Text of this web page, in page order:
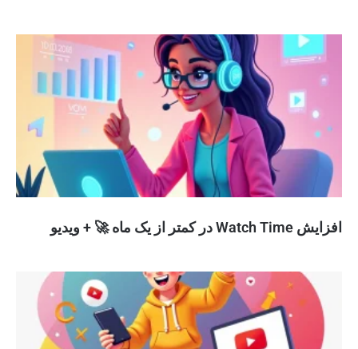
افزایش Watch Time در کمتر از یک ماه 🚀 + ویدیو